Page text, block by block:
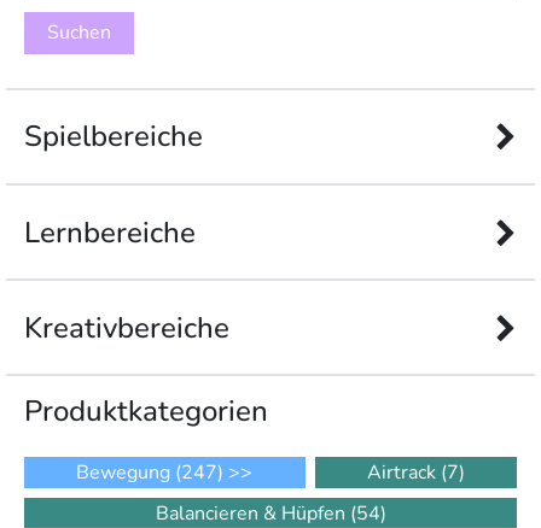
Spielbereiche
Lernbereiche
Kreativbereiche
Produkt­kategorien
Bewegung (247) >> Airtrack (7)
Balancieren & Hüpfen (54)